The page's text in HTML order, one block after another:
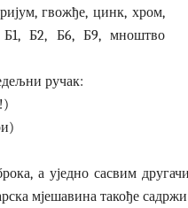
гвожђе, цинк, хром,
Б2, Б6, Б9, мноштво
ручак:
а уједно сасвим
мјешавина такође